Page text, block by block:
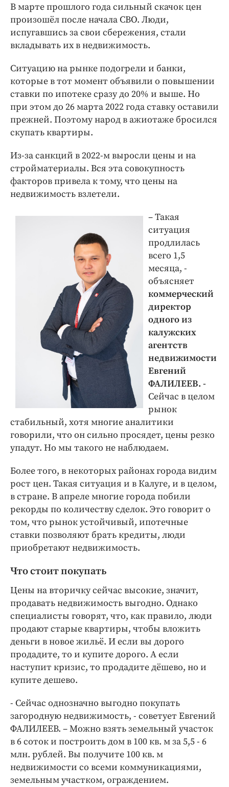
В марте прошлого года сильный скачок цен
произошёл после начала СВО. Люди,
испугавшись за свои сбережения, стали
вкладывать их в недвижимость.
Ситуацию на рынке подогрели и банки,
которые в тот момент объявили о повышении
ставки по ипотеке сразу до 20% и выше. Но
при этом до 26 марта 2022 года ставку оставили
прежней. Поэтому народ в ажиотаже бросился
скупать квартиры.
Из-за санкций в 2022-м выросли цены и на
стройматериалы. Вся эта совокупность
факторов привела к тому, что цены на
недвижимость взлетели.
– Такая
ситуация
продлилась
всего 1,5
месяца, -
объясняет
коммерческий
директор
одного из
калужских
агентств
недвижимости
Евгений
ФАЛИЛЕЕВ. -
Сейчас в целом
рынок
стабильный, хотя многие аналитики
говорили, что он сильно просядет, цены резко
упадут. Но мы такого не наблюдаем.
Более того, в некоторых районах города видим
рост цен. Такая ситуация и в Калуге, и в целом,
в стране. В апреле многие города побили
рекорды по количеству сделок. Это говорит о
том, что рынок устойчивый, ипотечные
ставки позволяют брать кредиты, люди
приобретают недвижимость.
Что стоит покупать
Цены на вторичку сейчас высокие, значит,
продавать недвижимость выгодно. Однако
специалисты говорят, что, как правило, люди
продают старые квартиры, чтобы вложить
деньги в новое жильё. И если вы дорого
продадите, то и купите дорого. А если
наступит кризис, то продадите дёшево, но и
купите дешево.
- Сейчас однозначно выгодно покупать
загородную недвижимость, - советует Евгений
ФАЛИЛЕЕВ. – Можно взять земельный участок
в 6 соток и построить дом в 100 кв. м за 5,5 - 6
млн. рублей. Вы получите 100 кв. м
недвижимости со всеми коммуникациями,
земельным участком, ограждением.